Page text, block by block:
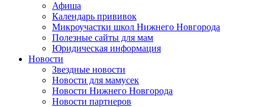
Афиша
Календарь прививок
Микроучастки школ Нижнего Новгорода
Полезные сайты для мам
Юридическая информация
Новости
Звездные новости
Новости для мамусек
Новости Нижнего Новгорода
Новости партнеров